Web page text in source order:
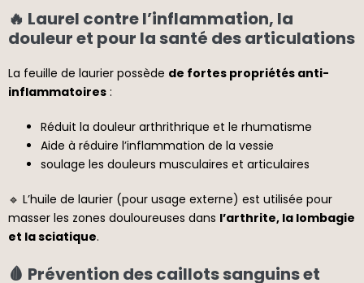
🔥 Laurel contre l’inflammation, la
douleur et pour la santé des articulations
La feuille de laurier possède de fortes propriétés anti-
inflammatoires :
Réduit la douleur arthrithrique et le rhumatisme
Aide à réduire l’inflammation de la vessie
soulage les douleurs musculaires et articulaires
🔹 L’huile de laurier (pour usage externe) est utilisée pour
masser les zones douloureuses dans l’arthrite, la lombagie
et la sciatique.
🩸 Prévention des caillots sanguins et